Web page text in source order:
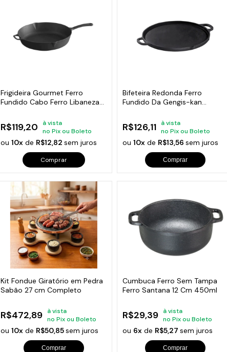
Frigideira Gourmet Ferro
Fundido Cabo Ferro Libaneza
R$119,20
à vista
no Pix ou Boleto
ou10x de R$12,82sem juros
Comprar
Bifeteira Redonda Ferro
Fundido Da Gengis-kan
R$126,11
à vista
no Pix ou Boleto
ou10x de R$13,56sem juros
Comprar
Kit Fondue Giratório em Pedra
Sabão 27 cm Completo
R$472,89
à vista
no Pix ou Boleto
ou10x de R$50,85sem juros
Comprar
Cumbuca Ferro Sem Tampa
Ferro Santana 12 Cm 450ml
R$29,39
à vista
no Pix ou Boleto
ou 6x de R$5,27sem juros
Comprar